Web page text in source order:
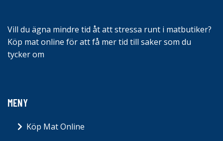
Vill du ägna mindre tid åt att stressa runt i matbutiker?
Köp mat online för att få mer tid till saker som du
tycker om
MENY
Köp Mat Online